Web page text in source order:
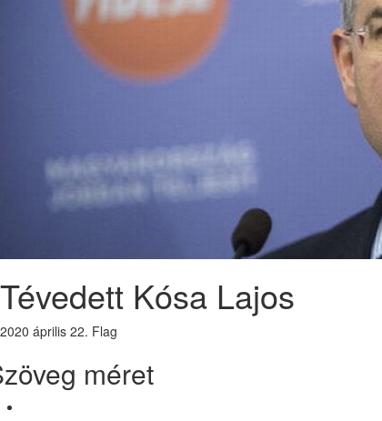
Tévedett Kósa Lajos
2020 április 22. Flag
méret